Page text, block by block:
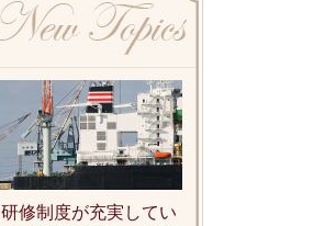
研修制度が充実してい